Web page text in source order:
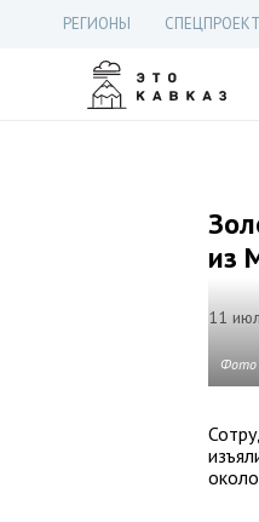
РЕГИОНЫ
из
11
Фото